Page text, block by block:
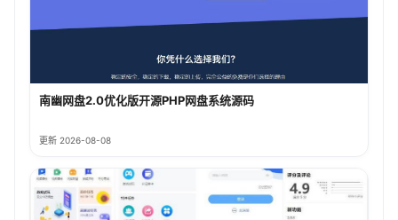
南幽网盘2.0优化版开源PHP网盘系统源码
更新 2026-08-08